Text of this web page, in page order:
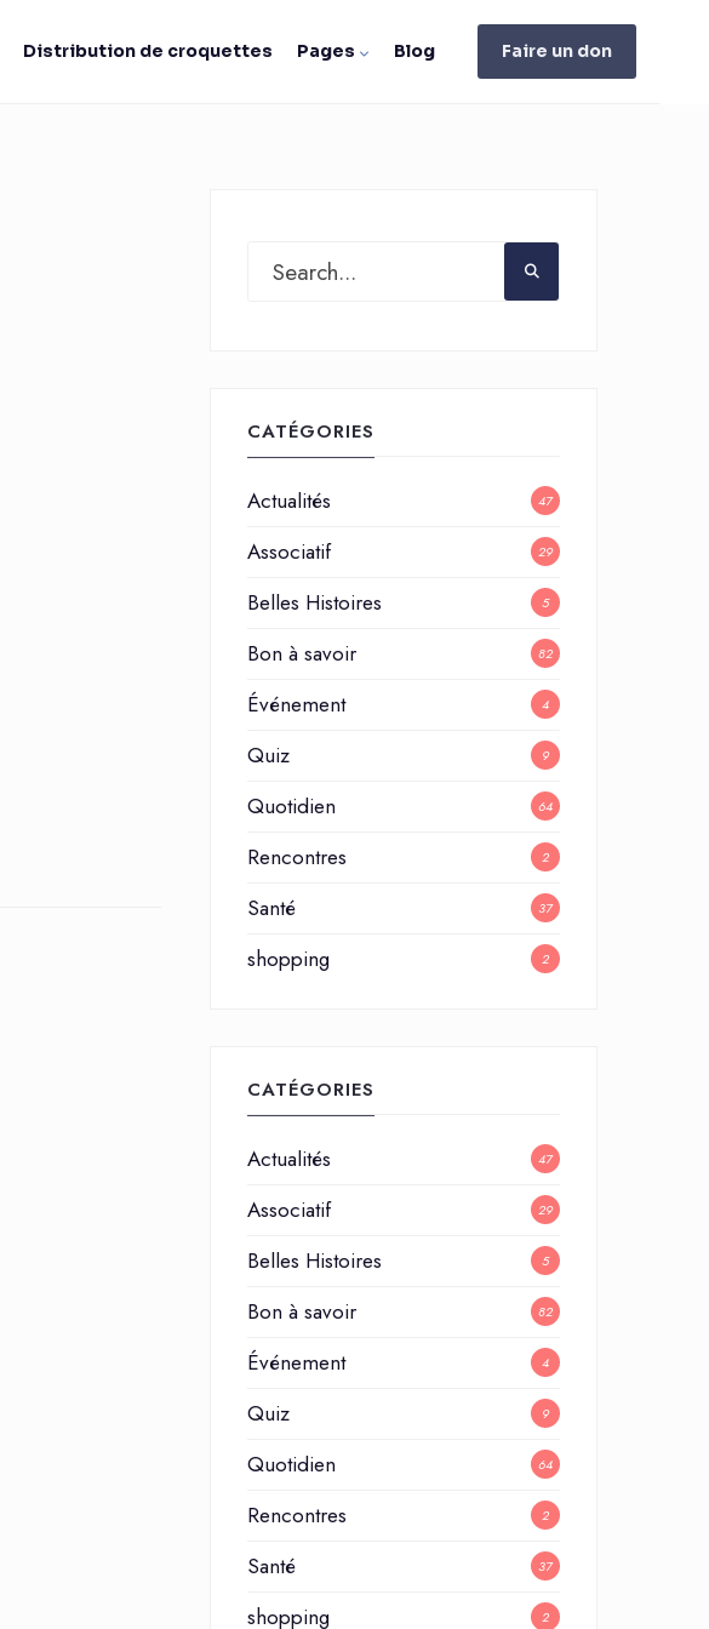
Distribution de croquettes Pages Blog Faire un don
CATÉGORIES
Actualités 47
Associatif 29
Belles Histoires 5
Bon à savoir 82
Événement 4
Quiz 9
Quotidien 64
Rencontres 2
Santé 37
shopping 2
CATÉGORIES
Actualités 47
Associatif 29
Belles Histoires 5
Bon à savoir 82
Événement 4
Quiz 9
Quotidien 64
Rencontres 2
Santé 37
shopping 2